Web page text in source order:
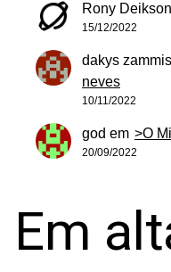
Rony Deikson
15/12/2022
dakys zammis
neves
10/11/2022
god em >O
20/09/2022
Em